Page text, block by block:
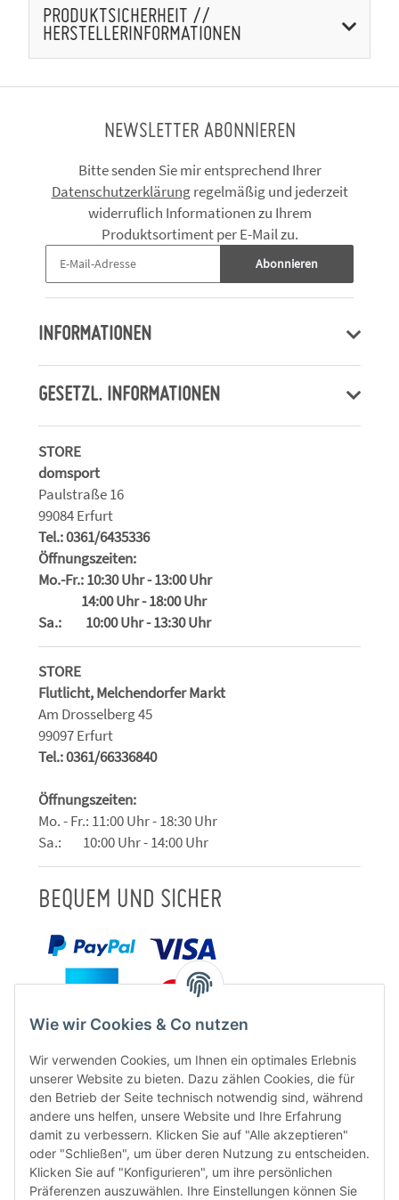
PRODUKTSICHERHEIT //
HERSTELLERINFORMATIONEN
NEWSLETTER ABONNIEREN
Bitte senden Sie mir entsprechend Ihrer
Datenschutzerklärungregelmäßig und jederzeit
widerruflich Informationen zu Ihrem
Produktsortiment per E-Mail zu.
Abonnieren
INFORMATIONEN
GESETZL. INFORMATIONEN
STORE
domsport
Paulstraße 16
99084 Erfurt
Tel.: 0361/6435336
Öffnungszeiten:
Mo.-Fr.: 10:30 Uhr - 13:00 Uhr
14:00 Uhr - 18:00 Uhr
Sa.: 10:00 Uhr - 13:30 Uhr
STORE
Flutlicht, Melchendorfer Markt
Am Drosselberg 45
99097 Erfurt
Tel.: 0361/66336840
Öffnungszeiten:
Mo. - Fr.: 11:00 Uhr - 18:30 Uhr
Sa.: 10:00 Uhr - 14:00 Uhr
BEQUEM UND SICHER
FÜR EUCH UNTERWEGS
Wie wir Cookies & Co nutzen
Wir verwenden Cookies, um Ihnen ein optimales Erlebnis
unserer Website zu bieten. Dazu zählen Cookies, die für
den Betrieb der Seite technisch notwendig sind, während
andere uns helfen, unsere Website und Ihre Erfahrung
damit zu verbessern. Klicken Sie auf "Alle akzeptieren"
oder "Schließen", um über deren Nutzung zu entscheiden.
Klicken Sie auf "Konfigurieren", um ihre persönlichen
Präferenzen auszuwählen. Ihre Einstellungen können Sie